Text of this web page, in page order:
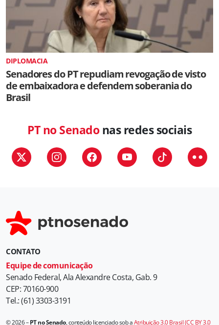
DIPLOMACIA
Senadores do PT repudiam revogação de visto
de embaixadora e defendem soberania do
Brasil
PT no Senadonas redes sociais
CONTATO
Equipe de comunicação
Senado Federal, Ala Alexandre Costa, Gab. 9
CEP: 70160-900
Tel.: (61) 3303-3191
© 2026 –PT no Senado, conteúdo licenciado sob aAtribuição 3.0 Brasil (CC BY 3.0